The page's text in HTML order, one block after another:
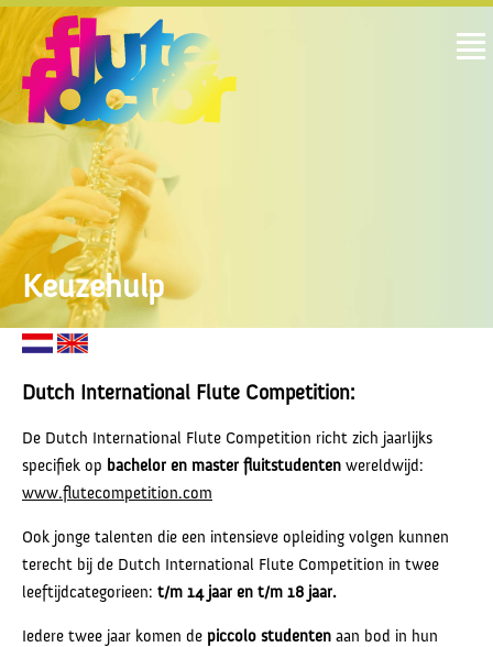
Keuzehulp
Dutch International Flute Competition:
De Dutch International Flute Competition richt zich jaarlijks
specifiek op bachelor en master fluitstudenten wereldwijd:
www.flutecompetition.com
Ook jonge talenten die een intensieve opleiding volgen kunnen
terecht bij de Dutch International Flute Competition in twee
leeftijdcategorieen: t/m 14 jaar en t/m 18 jaar.
Iedere twee jaar komen de piccolo studenten aan bod in hun